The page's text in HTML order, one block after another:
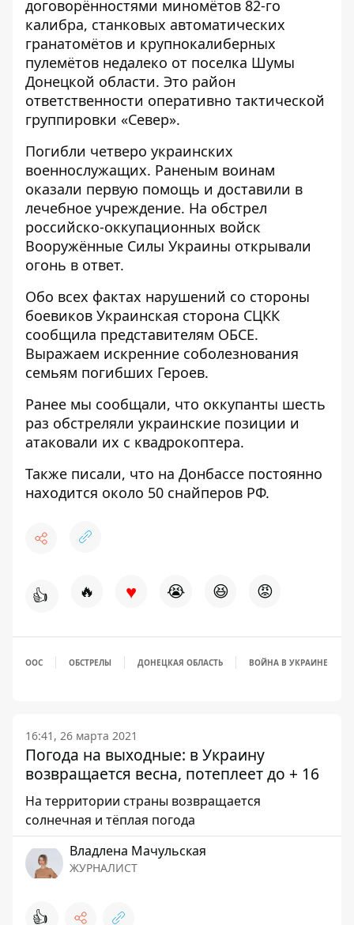
договорённостями миномётов 82-го
калибра, станковых автоматических
гранатомётов и крупнокалиберных
пулемётов недалеко от поселка Шумы
Донецкой области. Это район
ответственности оперативно тактической
группировки «Север».
Погибли четверо украинских
военнослужащих. Раненым воинам
оказали первую помощь и доставили в
лечебное учреждение. На обстрел
российско-оккупационных войск
Вооружённые Силы Украины открывали
огонь в ответ.
Обо всех фактах нарушений со стороны
боевиков Украинская сторона СЦКК
сообщила представителям ОБСЕ.
Выражаем искренние соболезнования
семьям погибших Героев.
Ранее мы сообщали, что оккупанты шесть
раз обстреляли украинские позиции и
атаковали их с квадрокоптера.
Также писали, что на Донбассе постоянно
находится около 50 снайперов РФ.
👍 🔥 ♥ 😭 😆 😡
ООС ОБСТРЕЛЫ ДОНЕЦКАЯ ОБЛАСТЬ ВОЙНА В УКРАИНЕ
16:41, 26 марта 2021
Погода на выходные: в Украину
возвращается весна, потеплеет до + 16
На территории страны возвращается
солнечная и тёплая погода
Владлена Мачульская
ЖУРНАЛИСТ
👍